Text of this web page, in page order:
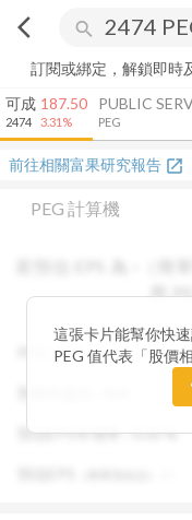
arrow_back_ios search
訂閱或綁定，解鎖即時
可成
2474
187.50
3.31%
PUBLIC
PEG
前往相關富果研究報告 open_in_new
PEG 計算機
用
PEG :N/A
預估EPS年增率 :0.00%
這張卡片能幫你快
PEG 值代表「股價
低，通常表示股票
潛力，具備投資吸